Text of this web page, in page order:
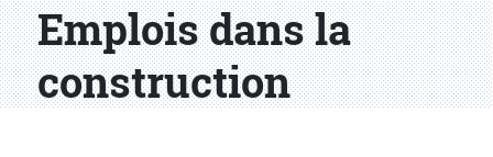
Emplois dans la
construction